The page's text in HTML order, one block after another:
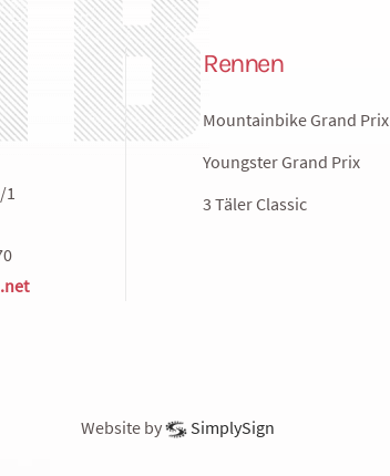
Rennen
Mountainbike Grand Prix
Youngster Grand Prix
3 Täler Classic
Website by SimplySign